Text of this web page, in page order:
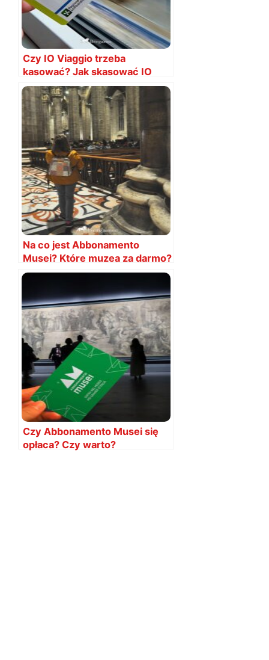
Czy IO Viaggio trzeba
kasować? Jak skasować IO
Viaggio?
Na co jest Abbonamento
Musei? Które muzea za darmo?
Czy Abbonamento Musei się
opłaca? Czy warto?